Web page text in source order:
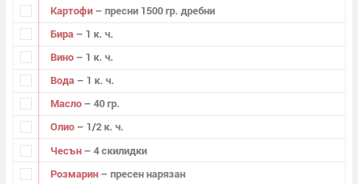
Картофи – пресни 1500 гр. дребни
Бира – 1 к. ч.
Вино – 1 к. ч.
Вода – 1 к. ч.
Масло – 40 гр.
Олио – 1/2 к. ч.
Чесън – 4 скилидки
Розмарин – пресен нарязан